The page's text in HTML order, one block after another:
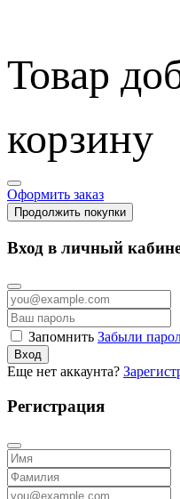
Товар
корзину
Оформить заказ
Продолжить покупки
Вход в личный
Запомнить Забыли
Вход
Еще нет аккаунта?
Регистрация